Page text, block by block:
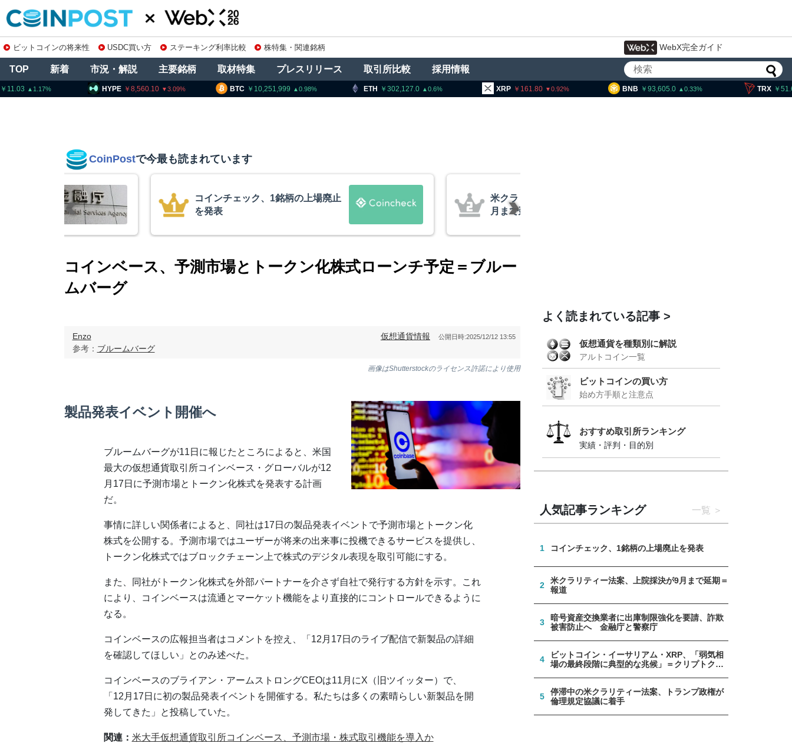
ビットコインの将来性 USDC買い方 ステーキング利率比較 株特集・関連銘柄 WebX完全ガイド
TOP 新着 市況・解説 主要銘柄 取材特集 プレスリリース 取引所比較 採用情報
BTC 10,251,999 ETH 302,127.0 XRP 161.80 BNB 93,605.0 TRX 51.63 SOL
8,560.10
CoinPostで今最も読まれています
米クラリティー法案、上院採決が9
月まで延期＝報道
暗号資産交換業者に出庫制限強化を
要請、詐欺被害防止へ 金融庁と警
コインベース、予測市場とトークン化株式ローンチ予定＝ブルー
ムバーグ
Enzo
参考： ブルームバーグ
仮想通貨情報 公開日時:2025/12/12 13:55
画像はShutterstockのライセンス許諾により使用
製品発表イベント開催へ
ブルームバーグが11日に報じたところによると、米国
最大の仮想通貨取引所コインベース・グローバルが12
月17日に予測市場とトークン化株式を発表する計画
だ。
事情に詳しい関係者によると、同社は17日の製品発表イベントで予測市場とトークン化
株式を公開する。予測市場ではユーザーが将来の出来事に投機できるサービスを提供し、
トークン化株式ではブロックチェーン上で株式のデジタル表現を取引可能にする。
また、同社がトークン化株式を外部パートナーを介さず自社で発行する方針を示す。これ
により、コインベースは流通とマーケット機能をより直接的にコントロールできるように
なる。
コインベースの広報担当者はコメントを控え、「12月17日のライブ配信で新製品の詳細
を確認してほしい」とのみ述べた。
コインベースのブライアン・アームストロングCEOは11月にX（旧ツイッター）で、
「12月17日に初の製品発表イベントを開催する。私たちは多くの素晴らしい新製品を開
発してきた」と投稿していた。
関連： 米大手仮想通貨取引所コインベース、予測市場・株式取引機能を導入か
よく読まれている記事
仮想通貨を種類別に解説
アルトコイン一覧
ビットコインの買い方
始め方手順と注意点
おすすめ取引所ランキング
実績・評判・目的別
人気記事ランキング 一覧
1 コインチェック、1銘柄の上場廃止を発表
2
米クラリティー法案、上院採決が9月まで延期＝
報道
3
暗号資産交換業者に出庫制限強化を要請、詐欺
被害防止へ 金融庁と警察庁
4
ビットコイン・イーサリアム・XRP、「弱気相
場の最終段階に典型的な兆候」＝クリプトクア
5
停滞中の米クラリティー法案、トランプ政権が
倫理規定協議に着手